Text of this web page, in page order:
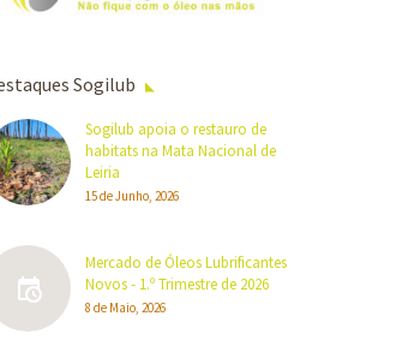
Sogilub
Sogilub apoia o restauro de
habitats na Mata Nacional de
Leiria
15 de Junho, 2026
Mercado de Óleos Lubrificantes
Novos - 1.º Trimestre de 2026
8 de Maio, 2026